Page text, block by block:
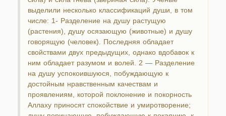
выделили несколько классификаций души, в том
числе: 1- Разделение на душу растущую
(растения), душу осязающую (животные) и душу
говорящую (человек). Последняя обладает
свойствами двух предыдущих, однако вдобавок к
ним обладает разумом и волей. 2 — Разделение
на душу успокоившуюся, побуждающую к
достойным нравственным качествам и
проявлениям, которой поклонение и покорность
Аллаху приносят спокойствие и умиротворение;